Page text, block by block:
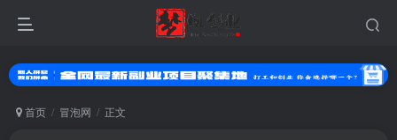
首页 冒泡网 正文